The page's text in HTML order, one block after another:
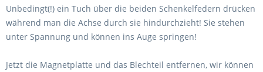
Unbedingt(!) ein Tuch über die beiden Schenkelfedern drücken
während man die Achse durch sie hindurchzieht! Sie stehen
unter Spannung und können ins Auge springen!
Jetzt die Magnetplatte und das Blechteil entfernen, wir können